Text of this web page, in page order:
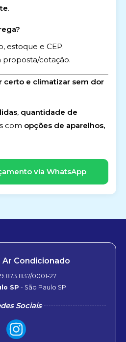
.
estoque e CEP.
cotação.
certo e climatizar sem dor
, quantidade de
com opções de aparelhos,
via WhatsApp
Ar Condicionado
0001-27
SP - São Paulo SP
Sociais